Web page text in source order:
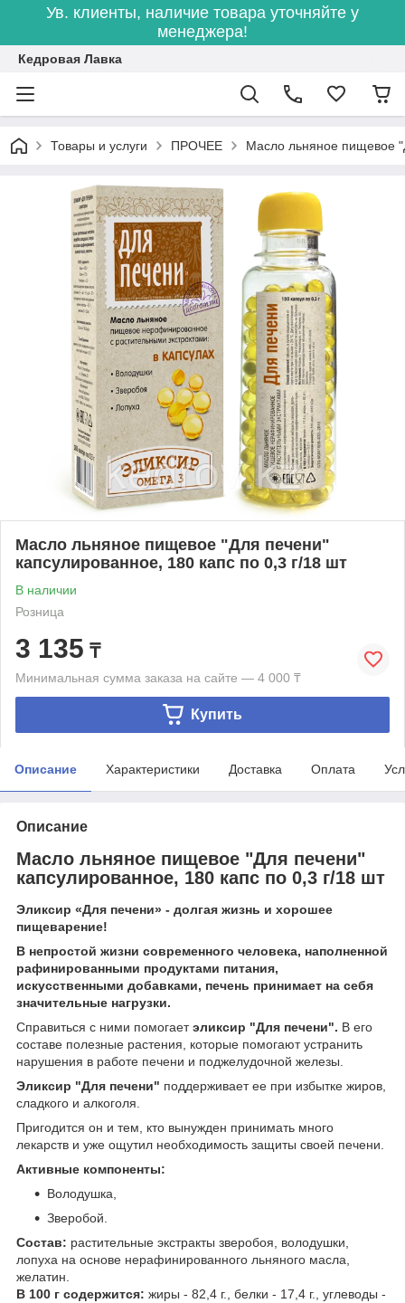
Ув. клиенты, наличие товара уточняйте у
менеджера!
Кедровая Лавка
Товары и услуги ПРОЧЕЕ Масло льняное пищевое
Масло льняное пищевое "Для печени"
капсулированное, 180 капс по 0,3 г/18 шт
В наличии
Розница
3 135 ₸
Минимальная сумма заказа на сайте — 4 000 ₸
Купить
Описание Характеристики Доставка Оплата
Описание
Масло льняное пищевое "Для печени"
капсулированное, 180 капс по 0,3 г/18 шт
Эликсир «Для печени» - долгая жизнь и хорошее
пищеварение!
В непростой жизни современного человека, наполненной
рафинированными продуктами питания,
искусственными добавками, печень принимает на себя
значительные нагрузки.
Справиться с ними помогаетэликсир "Для печени". В его
составе полезные растения, которые помогают устранить
нарушения в работе печени и поджелудочной железы.
Эликсир "Для печени" поддерживает ее при избытке жиров,
сладкого и алкоголя.
Пригодится он и тем, кто вынужден принимать много
лекарств и уже ощутил необходимость защиты своей печени.
Активные компоненты:
Володушка,
Зверобой.
Состав: растительные экстракты зверобоя, володушки,
лопуха на основе нерафинированного льняного масла,
желатин.
В 100 г содержится: жиры - 82,4 г., белки - 17,4 г., углеводы -